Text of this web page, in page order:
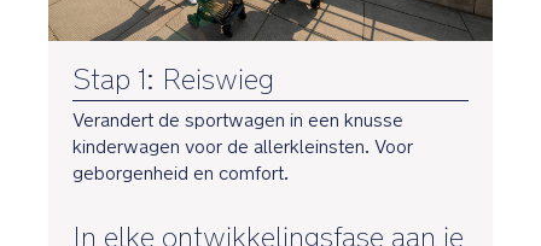
Stap 1: Reiswieg
Verandert de sportwagen in een knusse
kinderwagen voor de allerkleinsten. Voor
geborgenheid en comfort.
In elke ontwikkelingsfase aan je